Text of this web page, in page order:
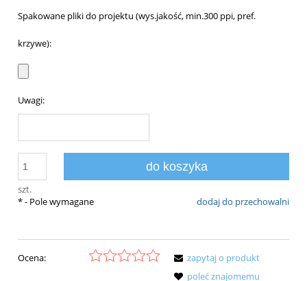
Spakowane pliki do projektu (wys.jakość, min.300 ppi, pref.
krzywe):
Uwagi:
szt.
do koszyka
dodaj do przechowalni
*- Pole wymagane
Ocena:
zapytaj o produkt
poleć znajomemu